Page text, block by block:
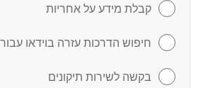
קבלת מידע על אחריות
חיפוש הדרכות עזרה בוידאו
בקשה לשירות תיקונים